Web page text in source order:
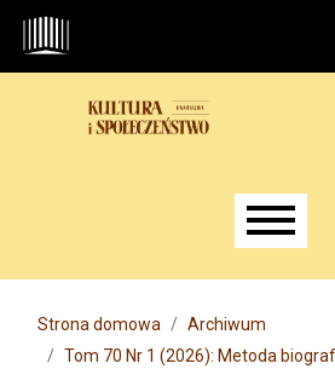
Przejdź do głównego menu
Przejdź do sekcji głównej
Przejdź do stopki
Main menu
Strona domowa
Archiwum
Tom 70 Nr 1 (2026): Metoda